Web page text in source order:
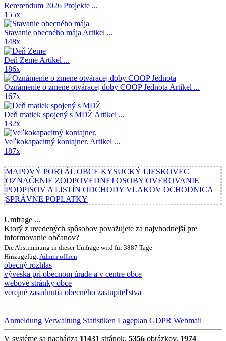
Rererendum 2026 Projekte ...
155x
Stavanie obecného mája Artikel ...
148x
Deň Zeme Artikel ...
186x
Oznámenie o zmene otváracej doby COOP Jednota Artikel ...
167x
Deň matiek spojený s MDŽ Artikel ...
132x
Veľkokapacitný kontajner. Artikel ...
187x
MAPOVÝ PORTÁL OBCE KYSUCKÝ LIESKOVEC
OZNAČENIE ZODPOVEDNEJ OSOBY OVEROVANIE
PODPISOV A LISTÍN ODCHODY VLAKOV OCHODNICA
SPRÁVNE POPLATKY
Umfrage ...
Ktorý z uvedených spôsobov považujete za najvhodnejší pre
informovanie občanov?
Die Abstimmung in dieser Umfrage wird für 3887 Tage
Hinzugefügt Admin öffnen
obecný rozhlas
výveska pri obecnom úrade a v centre obce
webové stránky obce
verejné zasadnutia obecného zastupiteľstva
Anmeldung Verwaltung Statistiken Lageplan GDPR Webmail
V systéme sa nachádza 11431 stránok, 5356 obrázkov, 1974